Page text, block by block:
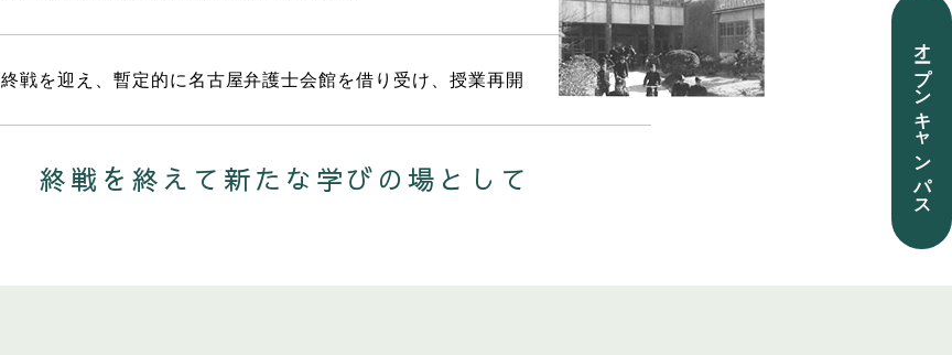
終戦を迎え、暫定的に名古屋弁護士会館を借り受け、授業再開
終戦を終えて 新たな学びの場として オープンキャンパス